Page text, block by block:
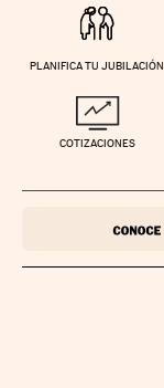
PLANIFICA TU JUBILACIÓN
COTIZACIONES